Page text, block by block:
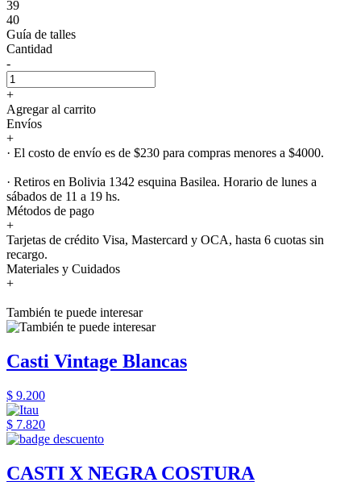
39
40
Guía de talles
Cantidad
-
+
Agregar al carrito
Envíos
+
· El costo de envío es de $230 para compras menores a $4000.
· Retiros en Bolivia 1342 esquina Basilea. Horario de lunes a
sábados de 11 a 19 hs.
Métodos de pago
+
Tarjetas de crédito Visa, Mastercard y OCA, hasta 6 cuotas sin
recargo.
Materiales y Cuidados
+
También te puede interesar
Casti Vintage Blancas
$ 9.200
$ 7.820
CASTI X NEGRA COSTURA